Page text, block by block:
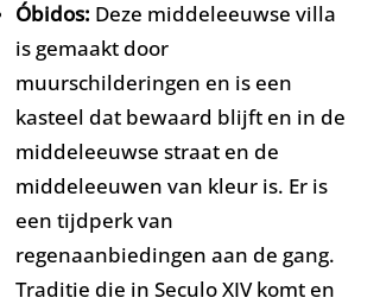
Óbidos: Deze middeleeuwse villa
is gemaakt door
muurschilderingen en is een
kasteel dat bewaard blijft en in de
middeleeuwse straat en de
middeleeuwen van kleur is. Er is
een tijdperk van
regenaanbiedingen aan de gang.
Traditie die in Seculo XIV komt en